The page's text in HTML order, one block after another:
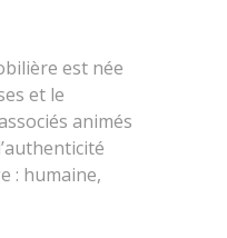
est née
et le
animés
: humaine,